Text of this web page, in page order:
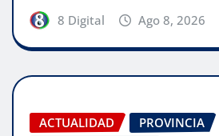
8 Digital Ago 8, 2026
ACTUALIDAD PROVINCIA